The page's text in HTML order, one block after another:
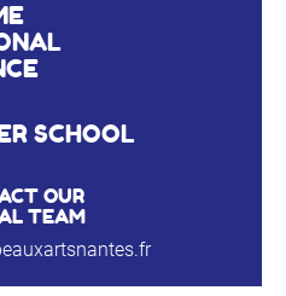
SCHOOL
OUR
TEAM